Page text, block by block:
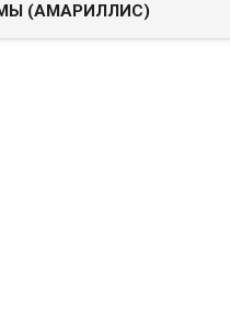
(АМАРИЛЛИС)